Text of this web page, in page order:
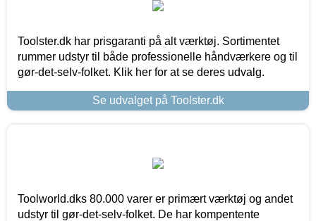
Toolster.dk har prisgaranti på alt værktøj. Sortimentet
rummer udstyr til både professionelle håndværkere og til
gør-det-selv-folket. Klik her for at se deres udvalg.
Se udvalget på Toolster.dk
Toolworld.dks 80.000 varer er primært værktøj og andet
udstyr til gør-det-selv-folket. De har kompentente